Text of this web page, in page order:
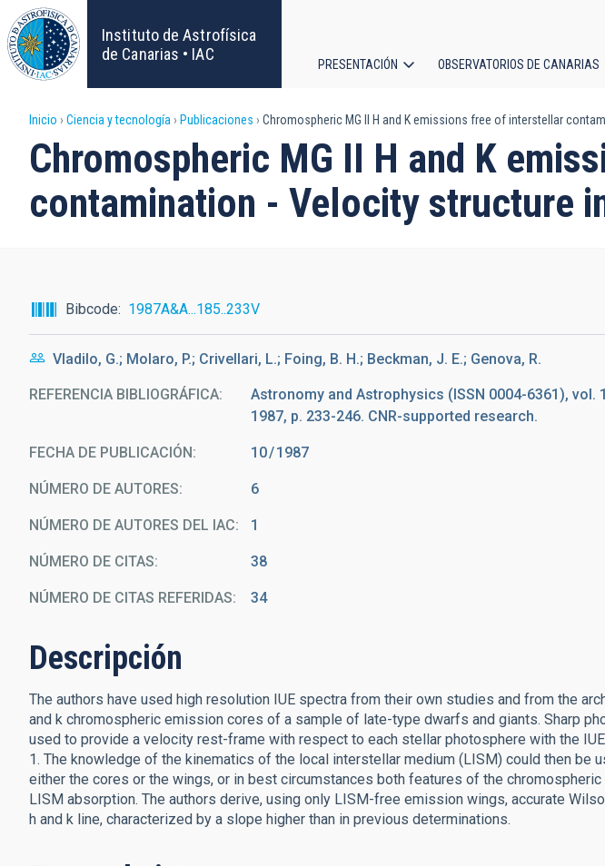
Pasar
al
contenido
principal
Instituto de Astrofísica
de Canarias • IAC
principal
PRESENTACIÓN OBSERVATORIOS DE CANARIAS
Sobrescribir
enlaces
de
a
la
navegación
Inicio Ciencia y tecnología Publicaciones Chromospheric MG II H and K emissions free of interstellar
Chromospheric MG II H and K
contamination - Velocity structure
Bibcode 1987A&A...185..233V
Vladilo, G.; Molaro, P.; Crivellari, L.; Foing, B. H.; Beckman, J. E.; Genova, R.
REFERENCIA BIBLIOGRÁFICA
Astronomy and Astrophysics (ISSN 0004-6361), vol.
1987, p. 233-246. CNR-supported research.
FECHA DE PUBLICACIÓN: 10 1987
NÚMERO DE AUTORES 6
NÚMERO DE AUTORES DEL IAC 1
NÚMERO DE CITAS 38
NÚMERO DE CITAS REFERIDAS 34
Descripción
The authors have used high resolution IUE spectra from their own studies and from the
and k chromospheric emission cores of a sample of late-type dwarfs and giants. Sharp
used to provide a velocity rest-frame with respect to each stellar photosphere with the
1. The knowledge of the kinematics of the local interstellar medium (LISM) could then be
either the cores or the wings, or in best circumstances both features of the
LISM absorption. The authors derive, using only LISM-free emission wings, accurate
h and k line, characterized by a slope higher than in previous determinations.